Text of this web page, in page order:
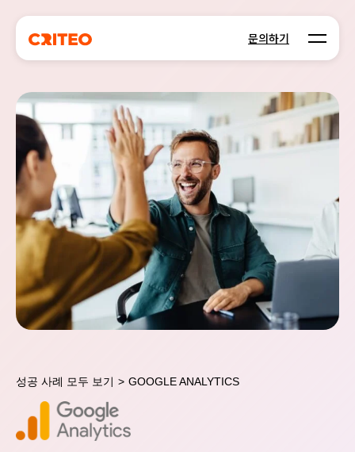
문의하기 Open
성공 사례 모두 보기 > GOOGLE ANALYTICS